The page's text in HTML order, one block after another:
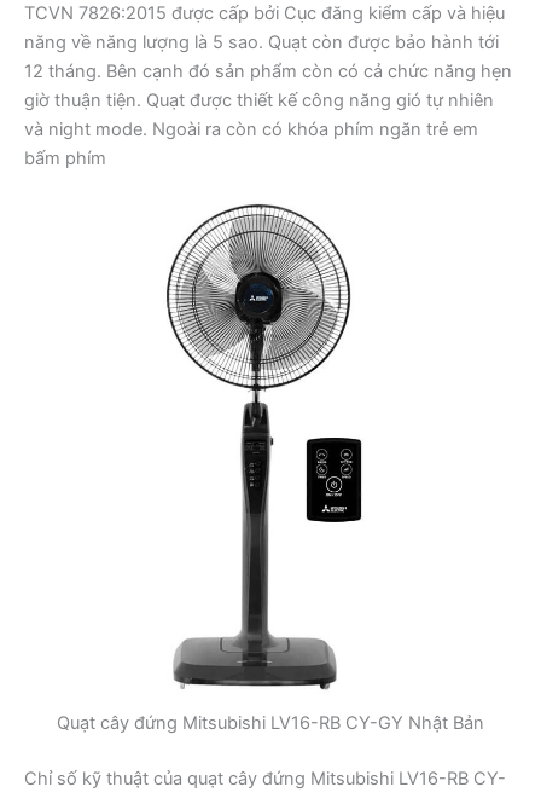
TCVN 7826:2015 được cấp bởi Cục đăng kiểm cấp và hiệu
năng về năng lượng là 5 sao. Quạt còn được bảo hành tới
12 tháng. Bên cạnh đó sản phẩm còn có cả chức năng hẹn
giờ thuận tiện. Quạt được thiết kế công năng gió tự nhiên
và night mode. Ngoài ra còn có khóa phím ngăn trẻ em
bấm phím
Quạt cây đứng Mitsubishi LV16-RB CY-GY Nhật Bản
Chỉ số kỹ thuật của quạt cây đứng Mitsubishi LV16-RB CY-